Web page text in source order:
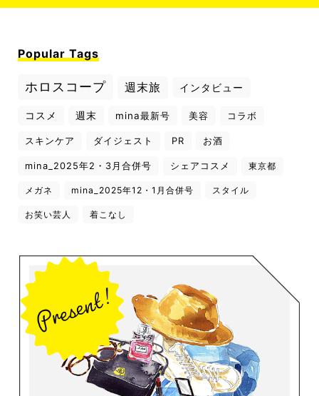
Popular Tags
ホロスコープ 週末旅 インタビュー
コスメ 週末 mina最新号 美容 コラボ
スキンケア ダイジェスト PR お酒
mina_2025年2・3月合併号 シェアコスメ 東京都
メガネ mina_2025年12・1月合併号 スタイル
お笑い芸人 着こなし